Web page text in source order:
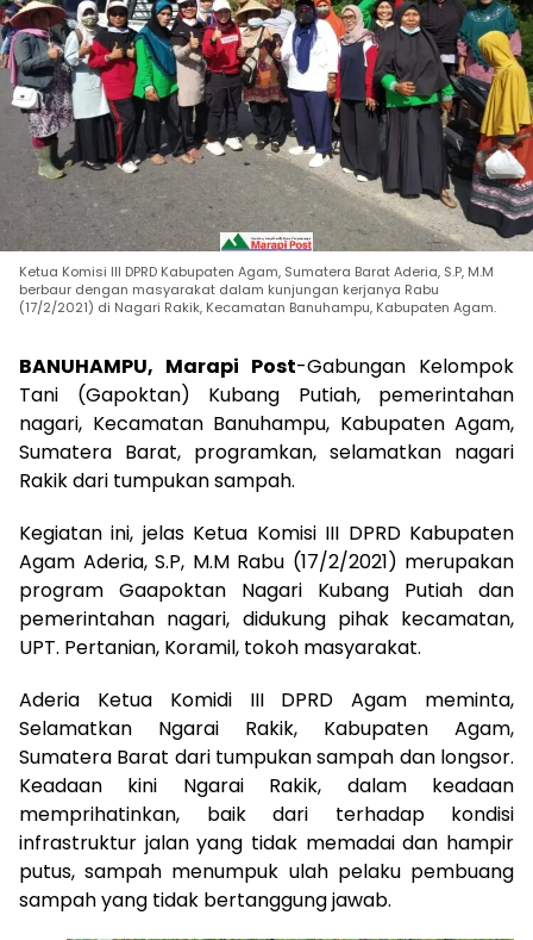
Ketua Komisi III DPRD Kabupaten Agam, Sumatera Barat Aderia, S.P, M.M
berbaur dengan masyarakat dalam kunjungan kerjanya Rabu
(17/2/2021) di Nagari Rakik, Kecamatan Banuhampu, Kabupaten Agam.
BANUHAMPU, Marapi Post-Gabungan Kelompok
Tani (Gapoktan) Kubang Putiah, pemerintahan
nagari, Kecamatan Banuhampu, Kabupaten Agam,
Sumatera Barat, programkan, selamatkan nagari
Rakik dari tumpukan sampah.
Kegiatan ini, jelas Ketua Komisi III DPRD Kabupaten
Agam Aderia, S.P, M.M Rabu (17/2/2021) merupakan
program Gaapoktan Nagari Kubang Putiah dan
pemerintahan nagari, didukung pihak kecamatan,
UPT. Pertanian, Koramil, tokoh masyarakat.
Aderia Ketua Komidi III DPRD Agam meminta,
Selamatkan Ngarai Rakik, Kabupaten Agam,
Sumatera Barat dari tumpukan sampah dan longsor.
Keadaan kini Ngarai Rakik, dalam keadaan
memprihatinkan, baik dari terhadap kondisi
infrastruktur jalan yang tidak memadai dan hampir
putus, sampah menumpuk ulah pelaku pembuang
sampah yang tidak bertanggung jawab.